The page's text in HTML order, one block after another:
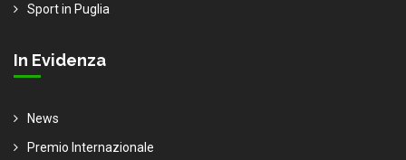
Sport in Puglia
In Evidenza
News
Premio Internazionale